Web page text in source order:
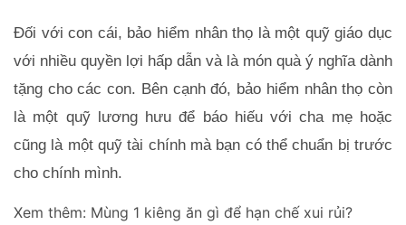
Đối với con cái, bảo hiểm nhân thọ là một quỹ giáo dục
với nhiều quyền lợi hấp dẫn và là món quà ý nghĩa dành
tặng cho các con. Bên cạnh đó, bảo hiểm nhân thọ còn
là một quỹ lương hưu để báo hiếu với cha mẹ hoặc
cũng là một quỹ tài chính mà bạn có thể chuẩn bị trước
cho chính mình.
Xem thêm: Mùng 1 kiêng ăn gì để hạn chế xui rủi?